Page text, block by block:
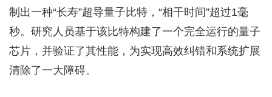
制出一种“长寿”超导量子比特，“相干时间”超过1毫
秒。研究人员基于该比特构建了一个完全运行的量子
芯片，并验证了其性能，为实现高效纠错和系统扩展
清除了一大障碍。